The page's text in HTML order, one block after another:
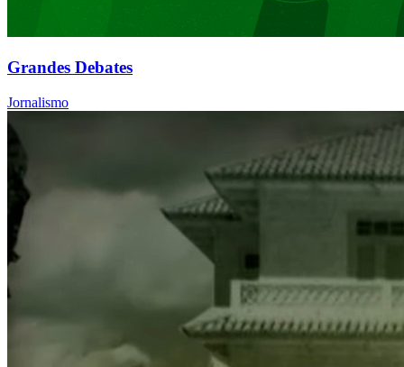
Grandes Debates
Jornalismo